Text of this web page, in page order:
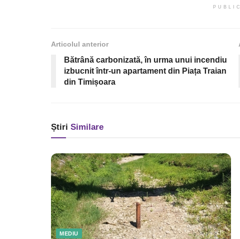
Articolul anterior
Bătrână carbonizată, în urma unui incendiu
izbucnit într-un apartament din Piața Traian
din Timișoara
Știri Similare
MEDIU